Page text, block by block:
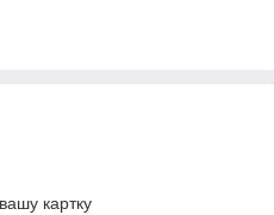
картку